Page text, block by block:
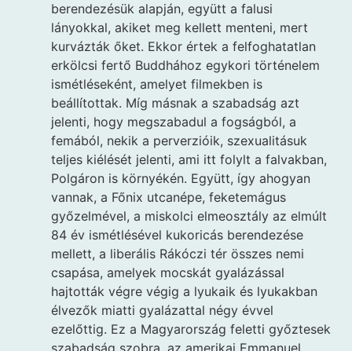
berendezésük alapján, együtt a falusi
lányokkal, akiket meg kellett menteni, mert
kurvázták őket. Ekkor értek a felfoghatatlan
erkölcsi fertő Buddhához egykori történelem
ismétléseként, amelyet filmekben is
beállítottak. Míg másnak a szabadság azt
jelenti, hogy megszabadul a fogságból, a
femából, nekik a perverzióik, szexualitásuk
teljes kiélését jelenti, ami itt folylt a falvakban,
Polgáron is környékén. Együtt, így ahogyan
vannak, a Főnix utcanépe, feketemágus
győzelmével, a miskolci elmeosztály az elmúlt
84 év ismétlésével kukoricás berendezése
mellett, a liberális Rákóczi tér összes nemi
csapása, amelyek mocskát gyalázással
hajtották végre végig a lyukaik és lyukakban
élvezők miatti gyalázattal négy évvel
ezelőttig. Ez a Magyarország feletti győztesek